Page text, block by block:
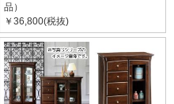
品）
￥36,800(税抜)